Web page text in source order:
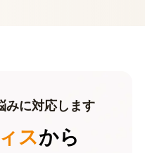
みに対応します
スから